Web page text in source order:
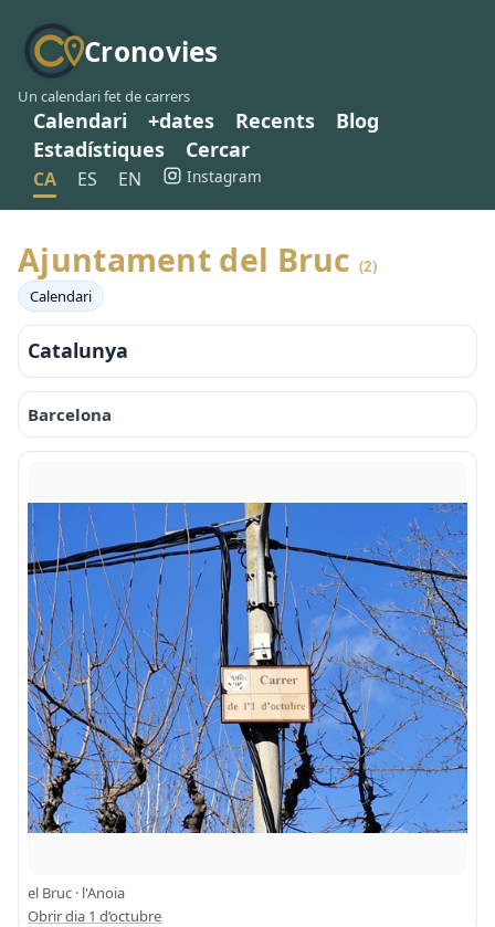
Cronovies
Un calendari fet de carrers
Calendari +dates Recents
Blog
Estadístiques
Cercar
CA ES EN Instagram
Ajuntament del Bruc (2)
Calendari
Catalunya
Barcelona
el Bruc · l'Anoia
Obrir dia 1 d’octubre